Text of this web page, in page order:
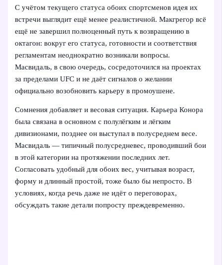
С учётом текущего статуса обоих спортсменов идея их
встречи выглядит ещё менее реалистичной. Макгрегор всё
ещё не завершил полноценный путь к возвращению в
октагон: вокруг его статуса, готовности и соответствия
регламентам неоднократно возникали вопросы.
Масвидаль, в свою очередь, сосредоточился на проектах
за пределами UFC и не даёт сигналов о желании
официально возобновить карьеру в промоушене.
Сомнения добавляет и весовая ситуация. Карьера Конора
была связана в основном с полулёгким и лёгким
дивизионами, позднее он выступал в полусреднем весе.
Масвидаль — типичный полусредневес, проводивший бои
в этой категории на протяжении последних лет.
Согласовать удобный для обоих вес, учитывая возраст,
форму и длинный простой, тоже было бы непросто. В
условиях, когда речь даже не идёт о переговорах,
обсуждать такие детали попросту преждевременно.